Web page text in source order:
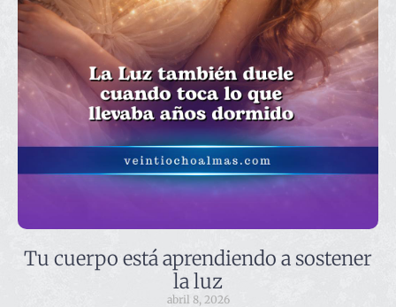
Tu cuerpo está aprendiendo a sostener
la luz
abril 8, 2026